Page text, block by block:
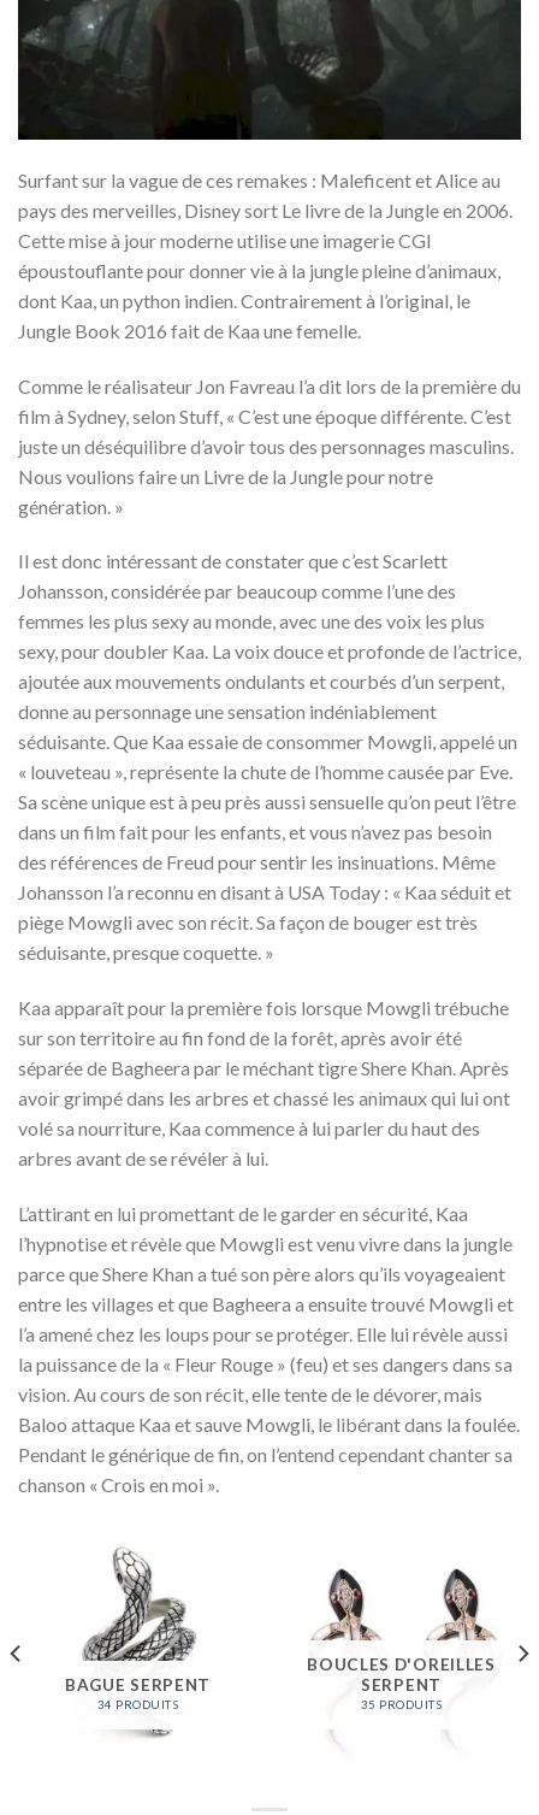
Surfant sur la vague de ces remakes : Maleficent et Alice au
pays des merveilles, Disney sort Le livre de la Jungle en 2006.
Cette mise à jour moderne utilise une imagerie CGI
époustouflante pour donner vie à la jungle pleine d’animaux,
dont Kaa, un python indien. Contrairement à l’original, le
Jungle Book 2016 fait de Kaa une femelle.
Comme le réalisateur Jon Favreau l’a dit lors de la première du
film à Sydney, selon Stuff, « C’est une époque différente. C’est
juste un déséquilibre d’avoir tous des personnages masculins.
Nous voulions faire un Livre de la Jungle pour notre
génération. »
Il est donc intéressant de constater que c’est Scarlett
Johansson, considérée par beaucoup comme l’une des
femmes les plus sexy au monde, avec une des voix les plus
sexy, pour doubler Kaa. La voix douce et profonde de l’actrice,
ajoutée aux mouvements ondulants et courbés d’un serpent,
donne au personnage une sensation indéniablement
séduisante. Que Kaa essaie de consommer Mowgli, appelé un
« louveteau », représente la chute de l’homme causée par Eve.
Sa scène unique est à peu près aussi sensuelle qu’on peut l’être
dans un film fait pour les enfants, et vous n’avez pas besoin
des références de Freud pour sentir les insinuations. Même
Johansson l’a reconnu en disant à USA Today : « Kaa séduit et
piège Mowgli avec son récit. Sa façon de bouger est très
séduisante, presque coquette. »
Kaa apparaît pour la première fois lorsque Mowgli trébuche
sur son territoire au fin fond de la forêt, après avoir été
séparée de Bagheera par le méchant tigre Shere Khan. Après
avoir grimpé dans les arbres et chassé les animaux qui lui ont
volé sa nourriture, Kaa commence à lui parler du haut des
arbres avant de se révéler à lui.
L’attirant en lui promettant de le garder en sécurité, Kaa
l’hypnotise et révèle que Mowgli est venu vivre dans la jungle
parce que Shere Khan a tué son père alors qu’ils voyageaient
entre les villages et que Bagheera a ensuite trouvé Mowgli et
l’a amené chez les loups pour se protéger. Elle lui révèle aussi
la puissance de la « Fleur Rouge » (feu) et ses dangers dans sa
vision. Au cours de son récit, elle tente de le dévorer, mais
Baloo attaque Kaa et sauve Mowgli, le libérant dans la foulée.
Pendant le générique de fin, on l’entend cependant chanter sa
chanson « Crois en moi ».
BAGUE SERPENT
34 PRODUITS
BOUCLES D'OREILLES
SERPENT
35 PRODUITS